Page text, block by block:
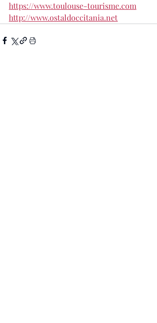
https://www.toulouse-tourisme.com
http://www.ostaldoccitania.net